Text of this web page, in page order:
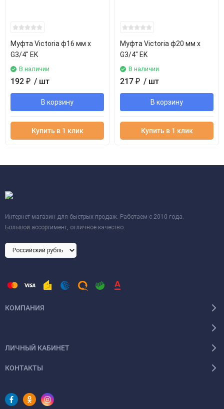
Муфта Victoria ф16 мм x
G3/4" EK
В наличии
192 ₽ / шт
В корзину
Купить в 1 клик
Муфта Victoria ф20 мм x
G3/4" EK
В наличии
217 ₽ / шт
В корзину
Купить в 1 клик
Интернет магазин для быстрых продаж. Работаем с 2010 года.
Большой ассортимент, отличное качество.
КОМПАНИЯ
ЛИЧНЫЙ КАБИНЕТ
КОНТАКТЫ